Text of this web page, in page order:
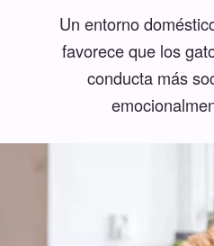
Un entorno
favorece que los
conducta más